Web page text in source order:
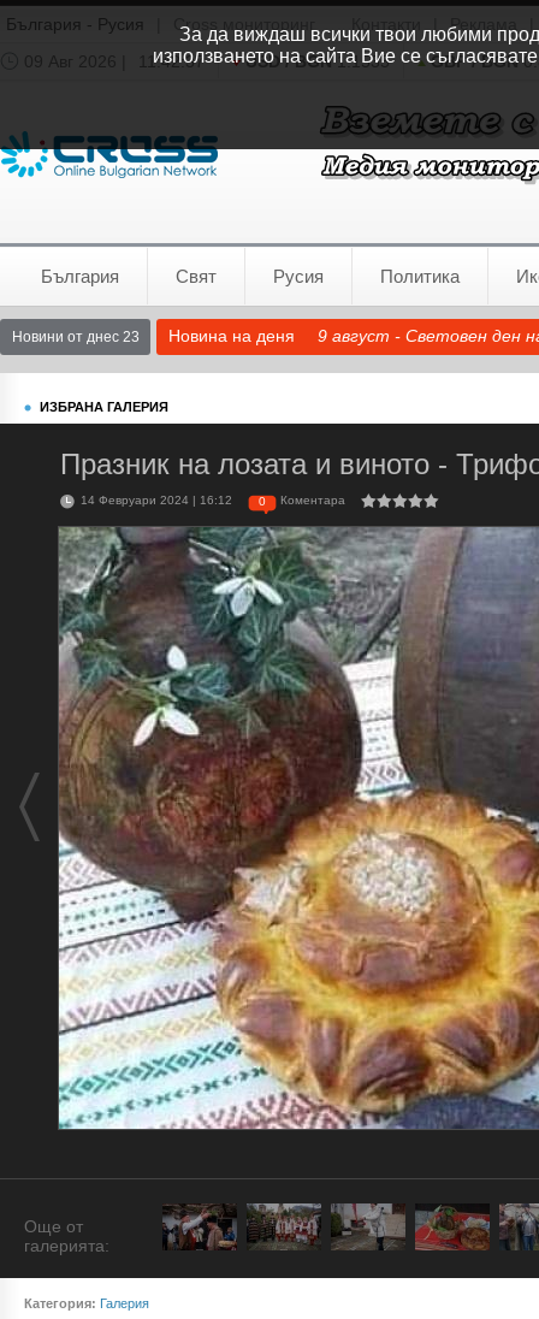
България - Русия Cross мониторинг Реклама
09 Авг 2026 |
11:42:38 USD / BGN1.1535 GBP / BGN
България Свят Русия Политика
Новини от днес 23 Новина на деня 9 август - Световен ден
ИЗБРАНА ГАЛЕРИЯ
Празник на лозата и виното -
14 Февруари 2024 | 16:12 0 Коментара
Още от
галерията:
Категория: Галерия
За да виждаш всички твои любими
използването на сайта Вие се